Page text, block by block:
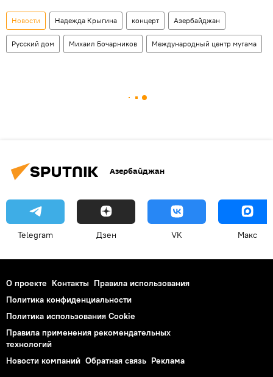
Новости Надежда Крыгина концерт Азербайджан
Русский дом Михаил Бочарников Международный центр мугама
Азербайджан
Telegram Дзен VK Макс
О проекте Контакты Правила использования
Политика конфиденциальности
Политика использования Cookie
Правила применения рекомендательных
технологий
Новости компаний Обратная связь Реклама